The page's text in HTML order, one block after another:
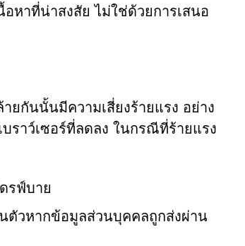
หาที่น่าสงสัย ไม่ใช่ด้วยการเสนอ
ยกันนั้นมีความเสี่ยงร้ายแรง อย่าง
ราว์เซอร์ที่ลดลง ในกรณีที่ร้ายแรง
รฟ์บาย
ตัวหากข้อมูลส่วนบุคคลถูกส่งผ่าน